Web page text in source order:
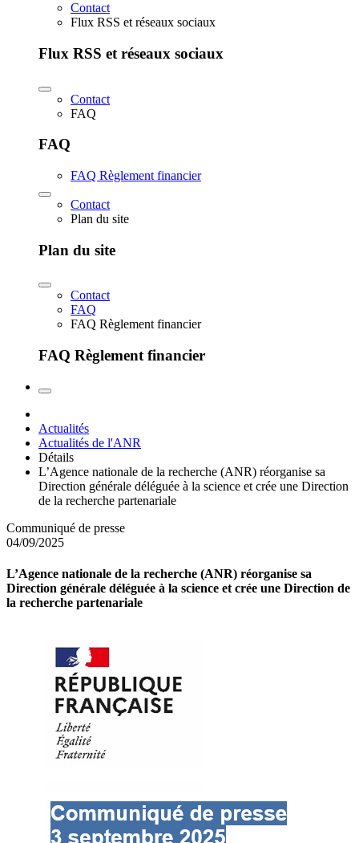
Contact
Flux RSS et réseaux sociaux
Flux RSS et réseaux sociaux
Contact
FAQ
FAQ
FAQ Règlement financier
Contact
Plan du site
Plan du site
Contact
FAQ
FAQ Règlement financier
FAQ Règlement financier
Actualités
Actualités de l'ANR
Détails
L’Agence nationale de la recherche (ANR) réorganise sa
Direction générale déléguée à la science et crée une Direction
de la recherche partenariale
Communiqué de presse
04/09/2025
L’Agence nationale de la recherche (ANR) réorganise sa
Direction générale déléguée à la science et crée une Direction de
la recherche partenariale